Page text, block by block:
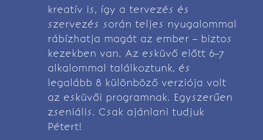
kreatív is, így a tervezés és
szervezés során teljes nyugalommal
rábízhatja magát az ember – biztos
kezekben van. Az esküvő előtt 6–7
alkalommal találkoztunk, és
legalább 8 különböző verziója volt
az esküvői programnak. Egyszerűen
zseniális. Csak ajánlani tudjuk
Pétert!